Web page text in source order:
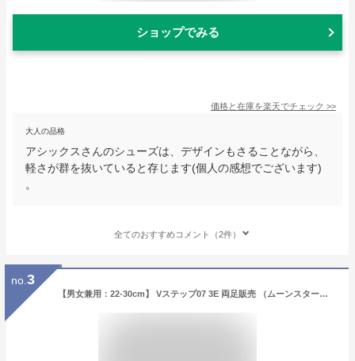
ショップでみる
価格と在庫を楽天でチェック >>
大人の品格
アシックスさんのシューズは、デザインもさることながら、
軽さが群を抜いていると存じます(個人の感想でございます)
。
全てのおすすめコメント（2件）
no. 3
【男女兼用：22-30cm】 Vステップ07 3E 両足販売 （ムーンスター） 装具対応シューズ 日本製 レッド/ホワイトブラック 【送料無料】